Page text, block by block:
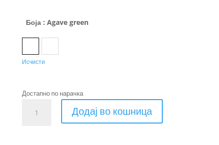
Боја : Agave green
Исчисти
Достапно по нарачка
Sapling
Додај во кошница